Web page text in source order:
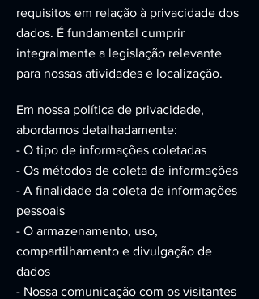
requisitos em relação à privacidade dos
dados. É fundamental cumprir
integralmente a legislação relevante
para nossas atividades e localização.
Em nossa política de privacidade,
abordamos detalhadamente:
- O tipo de informações coletadas
- Os métodos de coleta de informações
- A finalidade da coleta de informações
pessoais
- O armazenamento, uso,
compartilhamento e divulgação de
dados
- Nossa comunicação com os visitantes